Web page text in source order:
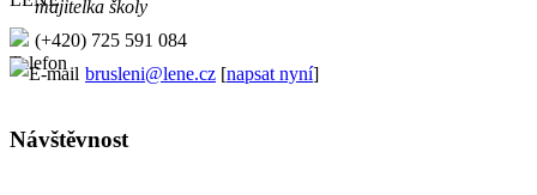
majitelka školy
(+420) 725 591 084
brusleni@lene.cz [napsat nyní]
Návštěvnost